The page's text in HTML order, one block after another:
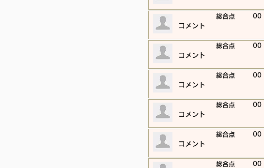
​総合点 00
​コメント
​総合点 00
​コメント
​総合点 00
​コメント
​総合点 00
​コメント
​総合点 00
​コメント
​総合点 00